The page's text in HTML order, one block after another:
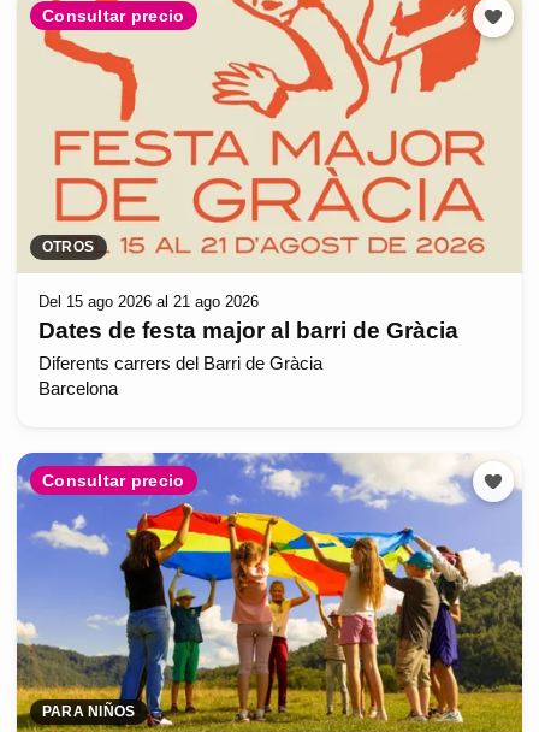
Consultar precio
OTROS
Del 15 ago 2026 al 21 ago 2026
Dates de festa major al barri de Gràcia
Diferents carrers del Barri de Gràcia
Barcelona
Consultar precio
PARA NIÑOS